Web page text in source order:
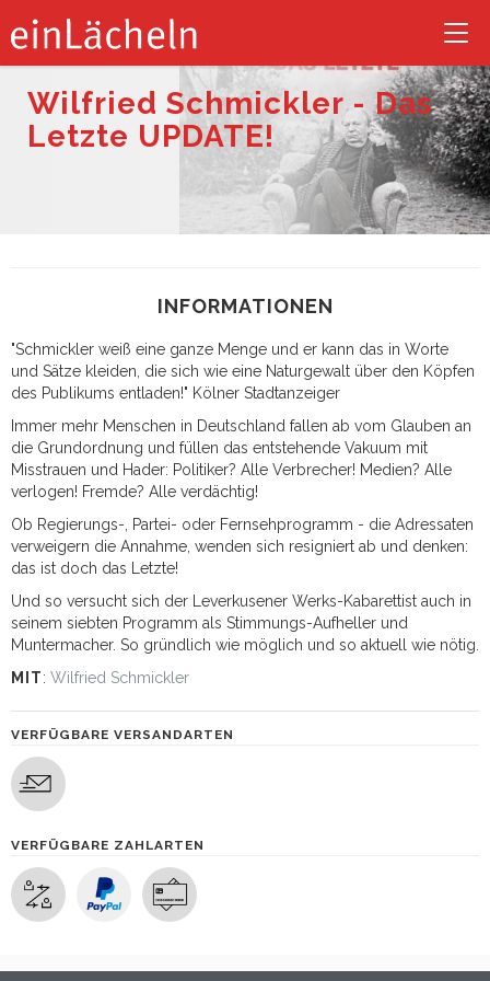
Wilfried Schmickler - Das
Letzte UPDATE!
INFORMATIONEN
"Schmickler weiß eine ganze Menge und er kann das in Worte
und Sätze kleiden, die sich wie eine Naturgewalt über den Köpfen
des Publikums entladen!" Kölner Stadtanzeiger
Immer mehr Menschen in Deutschland fallen ab vom Glauben an
die Grundordnung und füllen das entstehende Vakuum mit
Misstrauen und Hader: Politiker? Alle Verbrecher! Medien? Alle
verlogen! Fremde? Alle verdächtig!
Ob Regierungs-, Partei- oder Fernsehprogramm - die Adressaten
verweigern die Annahme, wenden sich resigniert ab und denken:
das ist doch das Letzte!
Und so versucht sich der Leverkusener Werks-Kabarettist auch in
seinem siebten Programm als Stimmungs-Aufheller und
Muntermacher. So gründlich wie möglich und so aktuell wie nötig.
MIT: Wilfried Schmickler
VERFÜGBARE VERSANDARTEN
VERFÜGBARE ZAHLARTEN